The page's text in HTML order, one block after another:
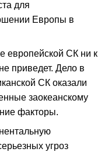
для
Европы в
европейской СК ни к
приведет. Дело в
СК оказали
заокеанскому
факторы.
угроз